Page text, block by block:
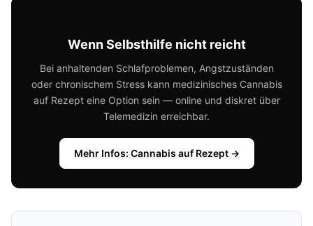
Wenn Selbsthilfe nicht reicht
Bei anhaltenden Schlafproblemen, Angstzuständen
oder chronischem Stress kann medizinisches Cannabis
auf Rezept eine Option sein — online und diskret über
Telemedizin erreichbar.
Mehr Infos: Cannabis auf Rezept →